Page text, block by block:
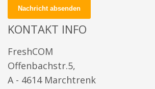
Nachricht absenden
KONTAKT INFO
FreshCOM
Offenbachstr.5,
A - 4614 Marchtrenk